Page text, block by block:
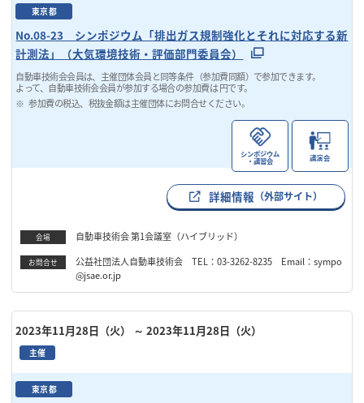
東京都
No.08-23 シンポジウム「排出ガス規制強化とそれに対応する新
計測法」（大気環境技術・評価部門委員会）
自動車技術会会員は、主催団体会員と同等条件（参加費同額）で参加できます。
よって、自動車技術会会員が参加する場合の参加費は 円です。
参加費の税込、税抜金額は主催団体にお問合せください。
シンポジウム
・講習会 講演会
詳細情報 （外部サイト）
会場 自動車技術会 第1会議室（ハイブリッド）
お問合せ
公益社団法人自動車技術会 TEL：03-3262-8235 Email：sympo
@jsae.or.jp
2023年11月28日（火） ～ 2023年11月28日（火）
主催
東京都